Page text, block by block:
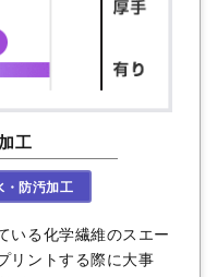
工
・防汚加工
いる化学繊維のスエー
リントする際に大事